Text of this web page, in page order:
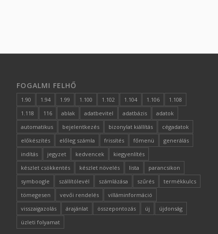
FOGALMI FELHŐ
1.90 1.94 1.99 1.100 1.102 1.104 1.106
1.108
1.118
116 ablak adatbevitel adatbázis
adatok
automatikus
bejelentkezés bizonylat kiállítás
cégadatok
előkészítés
előleg számla frissítés főmenü
generálás
indítás
jegyzet kedvencek
kiegyenlítés
készlet csökkentés
készlet növelés lista
parancsikon
symboogle
szállítólevél számlázása szűrés
termékkulcs
tömegesen
vevői rendelés
villáminformáció
visszaigazolás
árajánlat összepontozás új
újdonság
üzleti folyamat